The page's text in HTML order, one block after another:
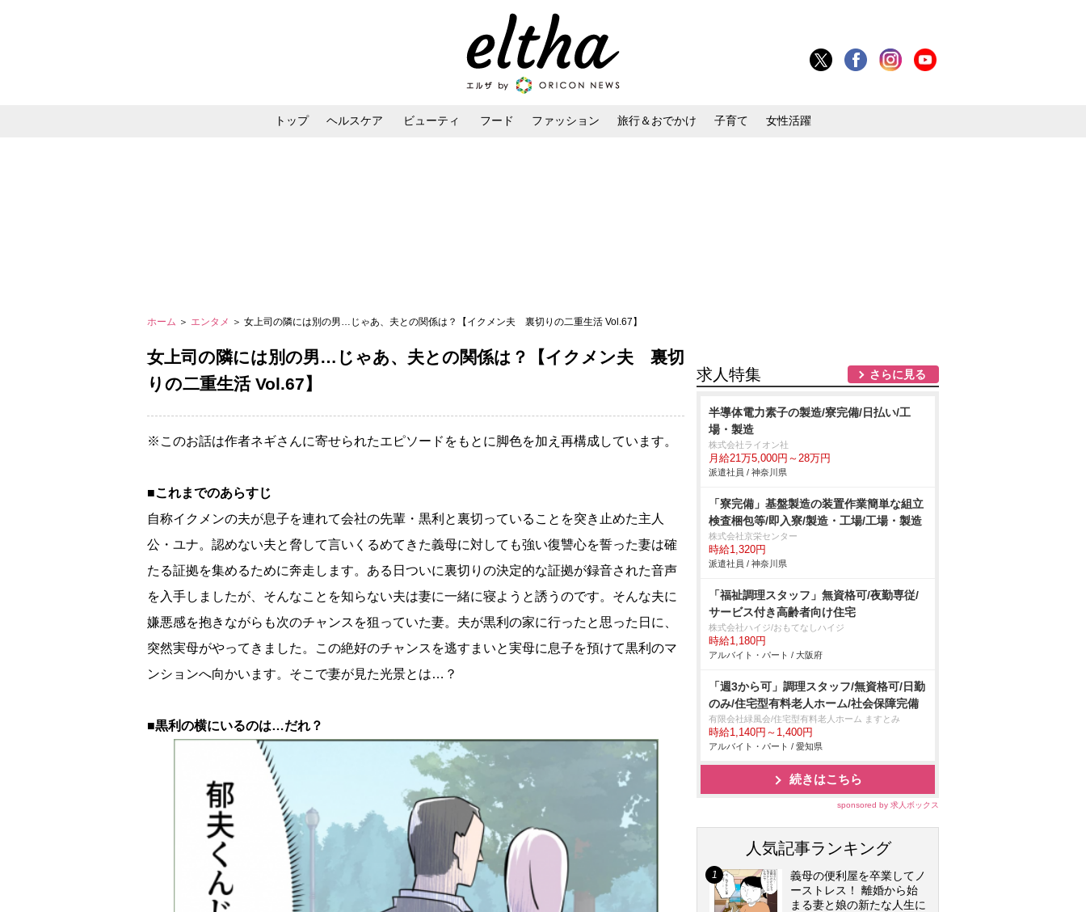
トップ ヘルスケア ビューティ フード ファッション 旅行＆おでかけ 子育て 女性活躍
ホーム ＞ エンタメ ＞ 女上司の隣には別の男…じゃあ、夫との関係は？【イクメン夫 裏切りの二重生活 Vol.67】
女上司の隣には別の男…じゃあ、夫との関係は？【イクメン夫 裏切
りの二重生活 Vol.67】
※このお話は作者ネギさんに寄せられたエピソードをもとに脚色を加え再構成しています。
■これまでのあらすじ
自称イクメンの夫が息子を連れて会社の先輩・黒利と裏切っていることを突き止めた主人
公・ユナ。認めない夫と脅して言いくるめてきた義母に対しても強い復讐心を誓った妻は確
たる証拠を集めるために奔走します。ある日ついに裏切りの決定的な証拠が録音された音声
を入手しましたが、そんなことを知らない夫は妻に一緒に寝ようと誘うのです。そんな夫に
嫌悪感を抱きながらも次のチャンスを狙っていた妻。夫が黒利の家に行ったと思った日に、
突然実母がやってきました。この絶好のチャンスを逃すまいと実母に息子を預けて黒利のマ
ンションへ向かいます。そこで妻が見た光景とは…？
■黒利の横にいるのは…だれ？
求人特集 さらに見る
半導体電力素子の製造/寮完備/日払い/工
場・製造
株式会社ライオン社
月給21万5,000円～28万円
派遣社員 / 神奈川県
「寮完備」基盤製造の装置作業簡単な組立
検査梱包等/即入寮/製造・工場/工場・製造
株式会社京栄センター
時給1,320円
派遣社員 / 神奈川県
「福祉調理スタッフ」無資格可/夜勤専従/
サービス付き高齢者向け住宅
株式会社ハイジ/おもてなしハイジ
時給1,180円
アルバイト・パート / 大阪府
「週3から可」調理スタッフ/無資格可/日勤
のみ/住宅型有料老人ホーム/社会保障完備
有限会社緑風会/住宅型有料老人ホーム ますとみ
時給1,140円～1,400円
アルバイト・パート / 愛知県
続きはこちら
sponsored by 求人ボックス
人気記事ランキング
義母の便利屋を卒業してノ
ーストレス！ 離婚から始
まる妻と娘の新たな人生に